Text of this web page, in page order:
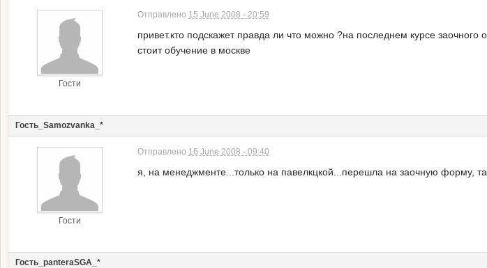
Гости
Отправлено 15 June 2008 - 20:59
привет.кто подскажет правда ли что можно ?на последнем курсе
стоит обучение в москве
Гость_Samozvanka_*
Гости
Отправлено 16 June 2008 - 09:40
я, на менеджменте...только на павелкцкой...перешла на заочную форму,
Гость_panteraSGA_*